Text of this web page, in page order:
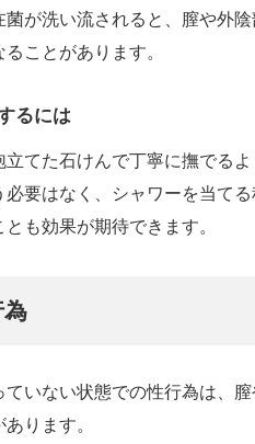
菌が洗い流されると、膣や外
ことがあります。
るには
立てた石けんで丁寧に撫でる
必要はなく、シャワーを当て
も効果が期待できます。
ていない状態での性行為は、
ります。